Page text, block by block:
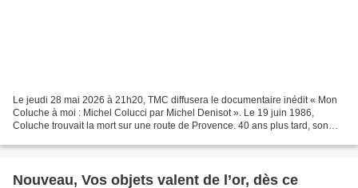
Le jeudi 28 mai 2026 à 21h20, TMC diffusera le documentaire inédit « Mon
Coluche à moi : Michel Colucci par Michel Denisot ». Le 19 juin 1986,
Coluche trouvait la mort sur une route de Provence. 40 ans plus tard, son
Nouveau, Vos objets valent de l’or, dès ce